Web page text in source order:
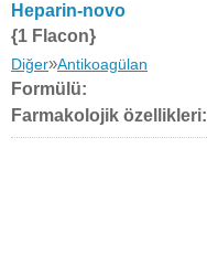
Heparin-novo
{1 Flacon}
Diğer»Antikoagülan
Formülü:
Farmakolojik özellikleri: